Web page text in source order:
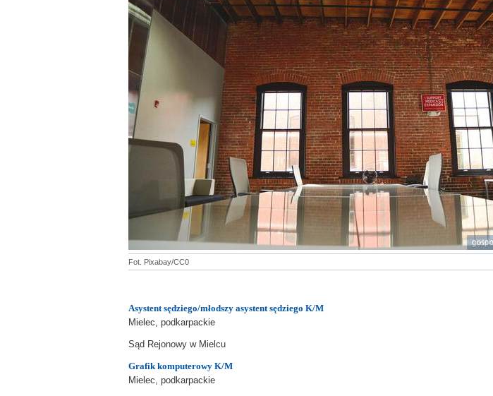
Fot. Pixabay/CC0
Asystent sędziego/młodszy asystent sędziego K/M
Mielec, podkarpackie
Sąd Rejonowy w Mielcu
Grafik komputerowy K/M
Mielec, podkarpackie